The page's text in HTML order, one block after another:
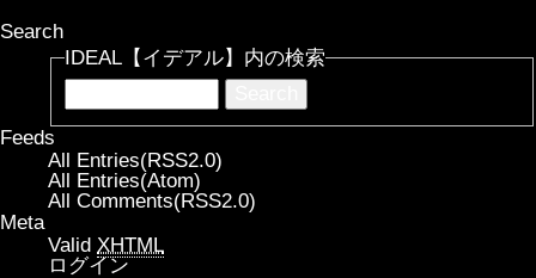
Search
IDEAL【イデアル】内の検索
Feeds
All Entries(RSS2.0)
All Entries(Atom)
All Comments(RSS2.0)
Meta
Valid XHTML
ログイン